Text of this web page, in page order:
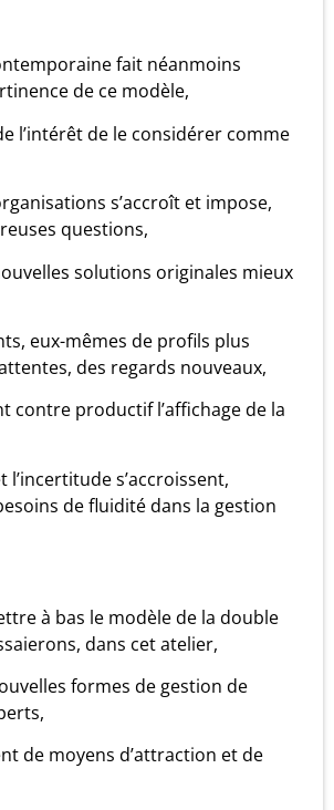
fait néanmoins
de ce modèle,
l’intérêt de le considérer comme
s’accroît et impose,
questions,
solutions originales mieux
eux-mêmes de profils plus
des regards nouveaux,
contre productif l’affichage de la
l’incertitude s’accroissent,
de fluidité dans la gestion
à bas le modèle de la double
dans cet atelier,
formes de gestion de
de moyens d’attraction et de